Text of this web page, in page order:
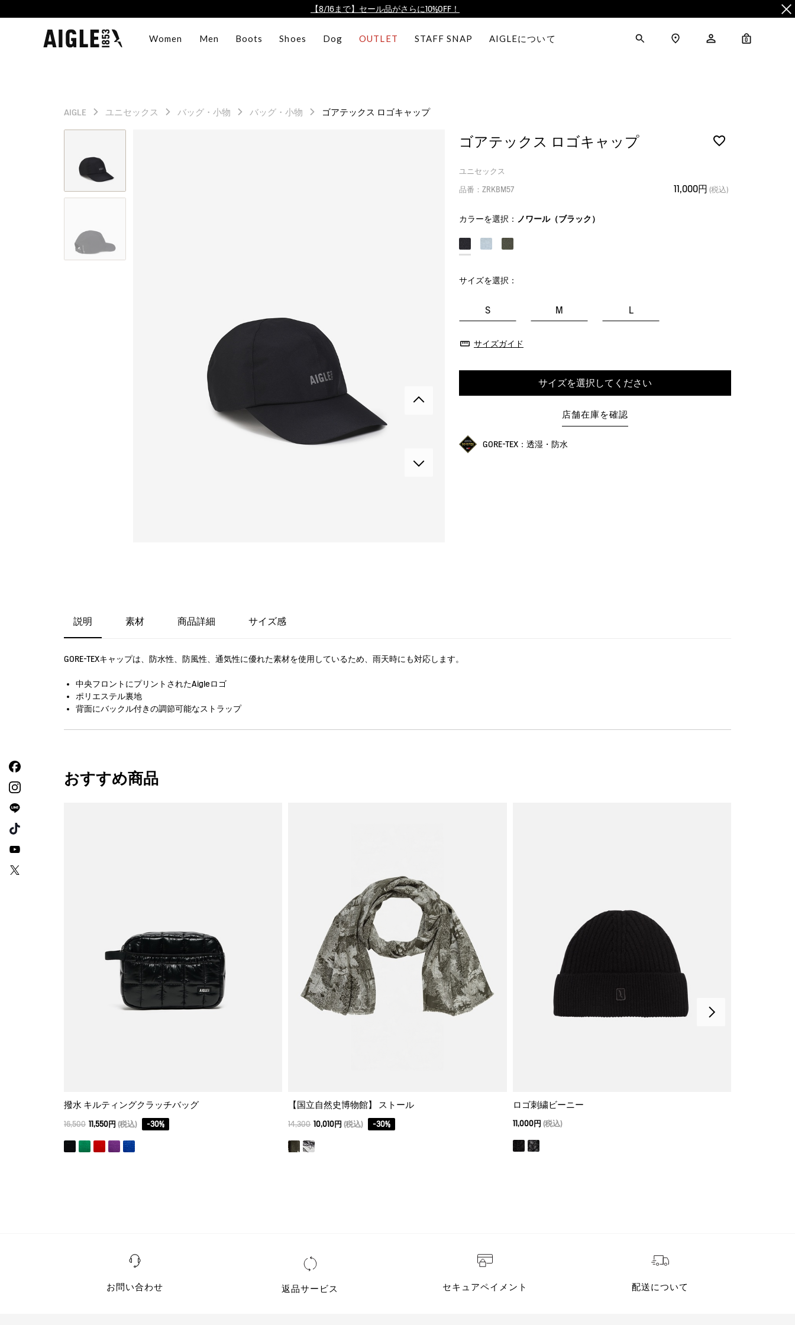
【最大50%OFF】FINAL SALEがスタート！
AIGLE CLUB ポイントサービス終了のお知らせ
AIGLE CLUB ポイントサービス終了のお知らせ
Women Men Boots Shoes Dog OUTLET STAFF SNAP AIGLEについて 0
AIGLE ユニセックス バッグ・小物 バッグ・小物 ゴアテックス ロゴキャップ
ゴアテックス ロゴキャップ
ユニセックス
品番：ZRKBM57 11,000円 (税込)
カラーを選択： ノワール（ブラック）
サイズを選択：
S M L
サイズガイド
サイズを選択してください
店舗在庫を確認
GORE-TEX：透湿・防水
説明 素材 商品詳細 サイズ感
GORE-TEXキャップは、防水性、防風性、通気性に優れた素材を使用しているため、雨天時にも対応します。
中央フロントにプリントされたAigleロゴ
ポリエステル裏地
背面にバックル付きの調節可能なストラップ
おすすめ商品
撥水 キルティングクラッチバッグ
16,500 11,550円 (税込) -30%
【国立自然史博物館】 ストール
14,300 10,010円 (税込) -30%
ロゴ刺繍ビーニー
11,000円 (税込)
お問い合わせ 返品サービス セキュアペイメント 配送について